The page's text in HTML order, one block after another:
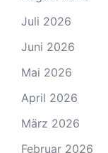
Juli 2026
Juni 2026
Mai 2026
April 2026
März 2026
Februar 2026